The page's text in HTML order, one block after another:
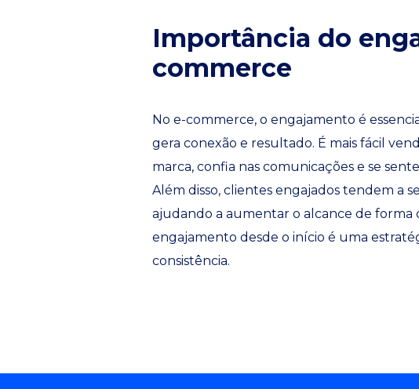
Importância do
commerce
No e-commerce, o engajamento é
gera conexão e resultado. É mais fácil
marca, confia nas comunicações e se
Além disso, clientes engajados tendem a
ajudando a aumentar o alcance de forma
engajamento desde o início é uma
consistência.